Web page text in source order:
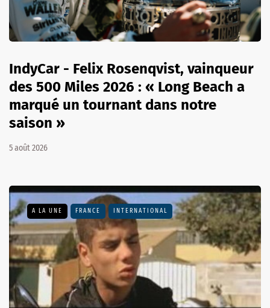
IndyCar - Felix Rosenqvist, vainqueur
des 500 Miles 2026 : « Long Beach a
marqué un tournant dans notre
saison »
5 août 2026
A LA UNE FRANCE INTERNATIONAL